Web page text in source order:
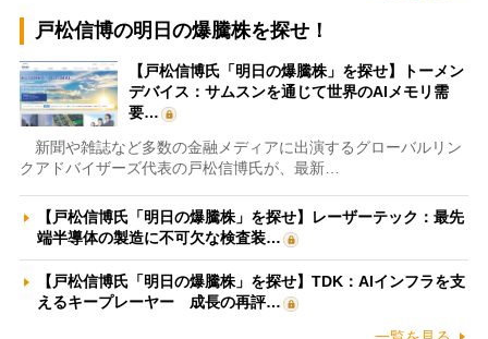
戸松信博の明日の爆騰株を探せ！
【戸松信博氏「明日の爆騰株」を探せ】トーメン
デバイス：サムスンを通じて世界のAIメモリ需
要…
新聞や雑誌など多数の金融メディアに出演するグローバルリン
クアドバイザーズ代表の戸松信博氏が、最新…
【戸松信博氏「明日の爆騰株」を探せ】レーザーテック：最先
端半導体の製造に不可欠な検査装…
【戸松信博氏「明日の爆騰株」を探せ】TDK：AIインフラを支
えるキープレーヤー 成長の再評…